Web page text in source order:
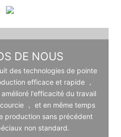
DE NOUS
des technologies de pointe
efficace et rapide ，
l'efficacité du travail
， et en même temps
production sans précédent
non standard.